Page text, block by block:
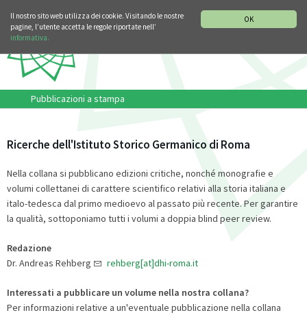
OK
Il nostro sito web utilizza dei cookie. Visitando le nostre
pagine, l’utente accetta le regole riportate nell’
informativa.
Pubblicazioni a stampa
Ricerche dell'Istituto Storico Germanico di Roma
Nella collana si pubblicano edizioni critiche, nonché monografie e
volumi collettanei di carattere scientifico relativi alla storia italiana e
italo-tedesca dal primo medioevo al passato più recente. Per garantire
la qualità, sottoponiamo tutti i volumi a doppia blind peer review.
Redazione
Dr. Andreas Rehberg
rehberg[at]dhi-roma.it
Interessati a pubblicare un volume nella nostra collana?
Per informazioni relative a un'eventuale pubblicazione nella collana